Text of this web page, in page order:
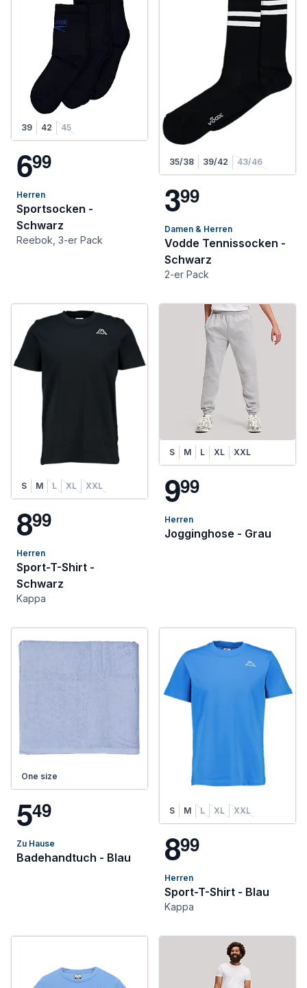
39 42 45
699
Herren
Sportsocken -
Schwarz
Reebok, 3-er Pack
35/38 39/42 43/46
399
Damen & Herren
Vodde Tennissocken -
Schwarz
2-er Pack
S M L XL XXL
899
Herren
Sport-T-Shirt -
Schwarz
Kappa
S M L XL XXL
999
Herren
Jogginghose - Grau
One size
549
Zu Hause
Badehandtuch - Blau
S M L XL XXL
899
Herren
Sport-T-Shirt - Blau
Kappa